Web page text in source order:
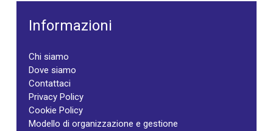
Informazioni
Chi siamo
Dove siamo
Contattaci
Privacy Policy
Cookie Policy
Modello di organizzazione e gestione